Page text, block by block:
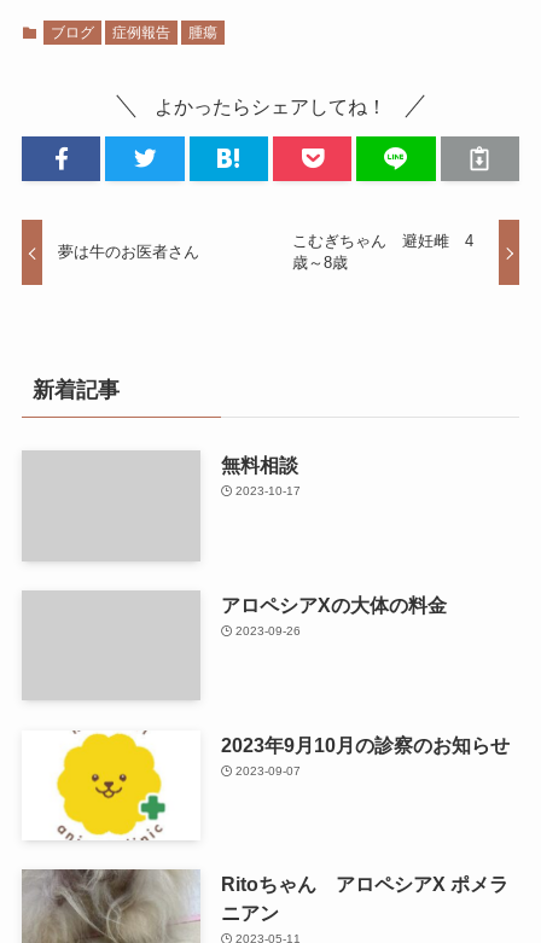
ブログ 症例報告 腫瘍
よかったらシェアしてね！
夢は牛のお医者さん
こむぎちゃん 避妊雌 4
歳～8歳
新着記事
無料相談
2023-10-17
アロペシアXの大体の料金
2023-09-26
2023年9月10月の診察のお知らせ
2023-09-07
Ritoちゃん アロペシアX ポメラ
ニアン
2023-05-11